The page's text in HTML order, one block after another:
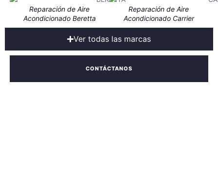
Reparación de Aire
Acondicionado Beretta
Reparación de Aire
Acondicionado Carrier
Ver todas las marcas
CONTÁCTANOS